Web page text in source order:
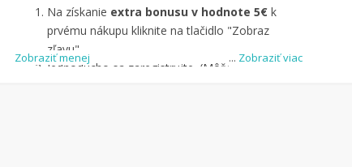
... Zobraziť viac
Na získanie extra bonusu v hodnote 5€ k
prvému nákupu kliknite na tlačidlo "Zobraz
zľavu".
Jednoducho sa zaregistrujte. (Môžete aj
Zobraziť menej